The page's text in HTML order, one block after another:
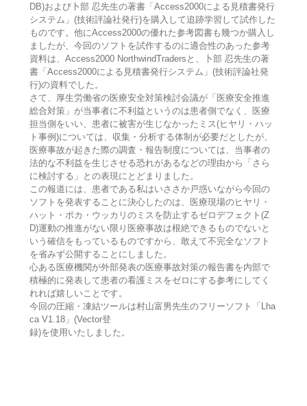
DB)および卜部 忍先生の著書「Access2000による見積書発行
システム」(技術評論社発行)を購入して追跡学習して試作した
ものです。他にAccess2000の優れた参考図書も幾つか購入し
ましたが、今回のソフトを試作するのに適合性のあった参考
資料は、Access2000 NorthwindTradersと、卜部 忍先生の著
書「Access2000による見積書発行システム」(技術評論社発
行)の資料でした。
さて、厚生労働省の医療安全対策検討会議が「医療安全推進
総合対策」が当事者に不利益というのは患者側でなく、医療
担当側をいい、患者に被害が生じなかったミス(ヒヤリ・ハッ
ト事例)については、収集・分析する体制が必要だとしたが、
医療事故が起きた際の調査・報告制度については、当事者の
法的な不利益を生じさせる恐れがあるなどの理由から「さら
に検討する」との表現にとどまりました。
この報道には、患者である私はいささか戸惑いながら今回の
ソフトを発表することに決心したのは、医療現場のヒヤリ・
ハット・ポカ・ウッカリのミスを防止するゼロデフェクト(Z
D)運動の推進がない限り医療事故は根絶できるものでないと
いう確信をもっているものですから、敢えて不完全なソフト
を省みず公開することにしました。
心ある医療機関が外部発表の医療事故対策の報告書を内部で
積極的に発表して患者の看護ミスをゼロにする参考にしてく
れれば嬉しいことです。
今回の圧縮・凍結ツールは村山富男先生のフリーソフト「Lha
ca V1.18」(Vector登
録)を使用いたしました。